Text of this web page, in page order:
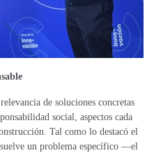
de soluciones concretas
social, aspectos cada
Tal como lo destacó el
un problema específico —el